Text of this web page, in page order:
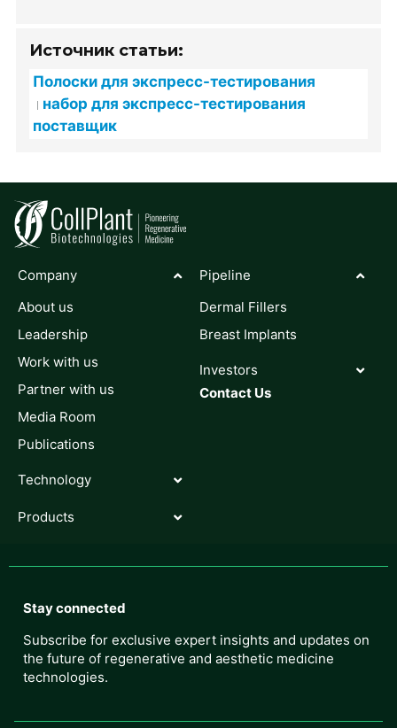
Источник статьи:
Полоски для экспресс-тестирования
набор для экспресс-тестирования
поставщик
Company
About us
Leadership
Work with us
Partner with us
Media Room
Publications
Technology
Products
Pipeline
Dermal Fillers
Breast Implants
Investors
Contact Us
Stay connected
Subscribe for exclusive expert insights and updates on
the future of regenerative and aesthetic medicine
technologies.